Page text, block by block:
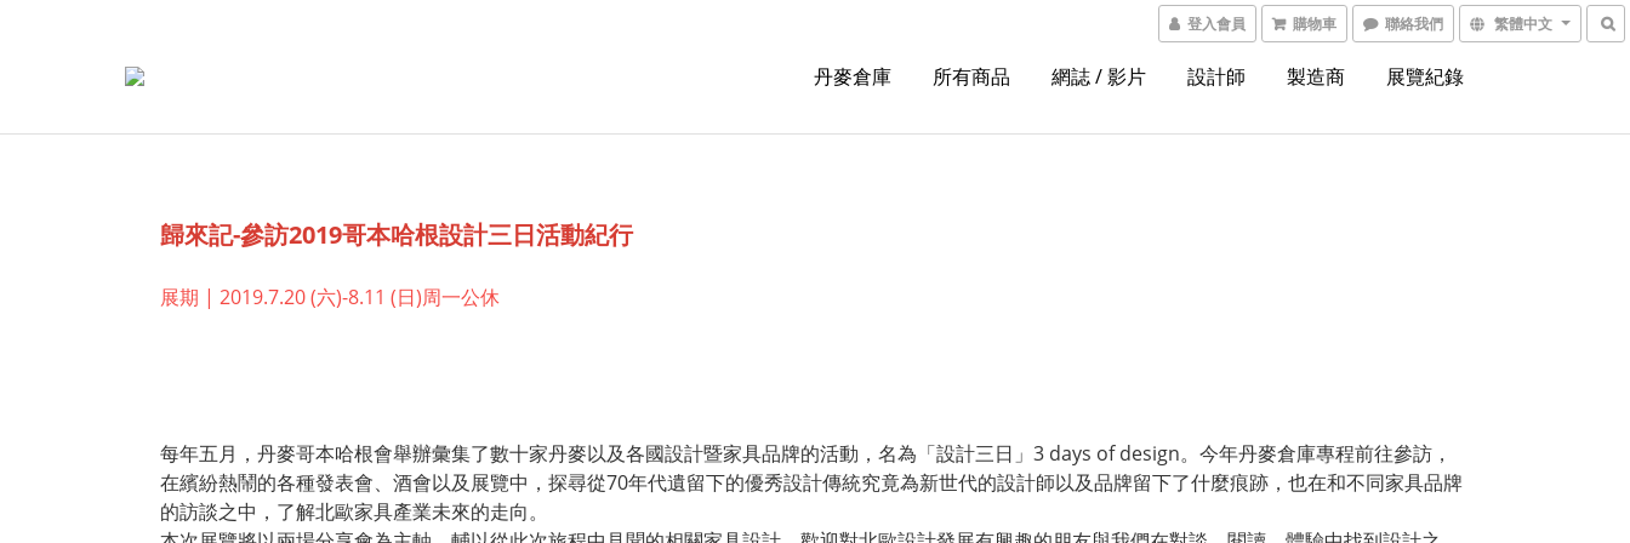
登入會員 購物車 聯絡我們 繁體中文
丹麥倉庫 所有商品 網誌 / 影片 設計師 製造商 展覽紀錄
歸來記-參訪2019哥本哈根設計三日活動紀行
展期 | 2019.7.20 (六)-8.11 (日)周一公休
每年五月，丹麥哥本哈根會舉辦彙集了數十家丹麥以及各國設計暨家具品牌的活動，名為「設計三日」3 days of design。今年丹麥倉庫專程前往參訪，
在繽紛熱鬧的各種發表會、酒會以及展覽中，探尋從70年代遺留下的優秀設計傳統究竟為新世代的設計師以及品牌留下了什麼痕跡，也在和不同家具品牌
的訪談之中，了解北歐家具產業未來的走向。